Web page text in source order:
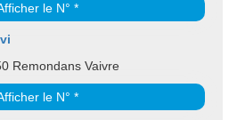
le N° *
Remondans Vaivre
le N° *